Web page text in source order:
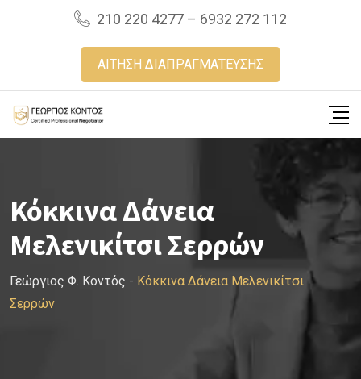
210 220 4277 – 6932 272 112
ΑΙΤΗΣΗ ΔΙΑΠΡΑΓΜΑΤΕΥΣΗΣ
Κόκκινα Δάνεια
Μελενικίτσι Σερρών
Γεώργιος Φ. Κοντός - Κόκκινα Δάνεια Μελενικίτσι
Σερρών